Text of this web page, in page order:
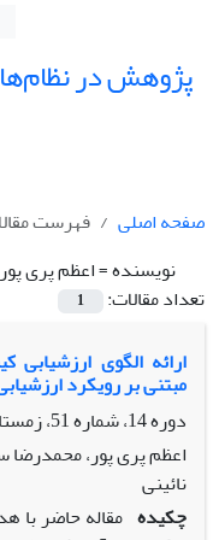
پژوهش در
صفحه اصلی
فهرست
نویسنده =اعظم پری پور
تعداد مقالات:
1
ارائه الگوی
مبتنی بر رویکرد
دوره 14، شماره 51، زمستان 1399، صفحه
اعظم پری پور، محمدرضا
نائینی
چکیده مقاله حاضر با